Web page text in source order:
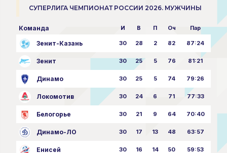
СУПЕРЛИГА ЧЕМПИОНАТ РОССИИ 2026. МУЖЧИНЫ
Команда И В П Оч Пар
Зенит-Казань 30 28 2 82 87:24
Зенит 30 25 5 76 81:21
Динамо 30 25 5 74 79:26
Локомотив 30 24 6 71 77:33
Белогорье 30 21 9 64 70:40
Динамо-ЛО 30 17 13 48 63:57
Енисей 30 16 14 50 59:53